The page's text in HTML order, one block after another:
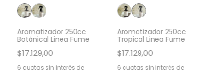
Aromatizador 250cc
Botánical Linea Fume
$17.129,00
6 cuotas sin interés de
Aromatizador 250cc
Tropical Linea Fume
$17.129,00
6 cuotas sin interés de